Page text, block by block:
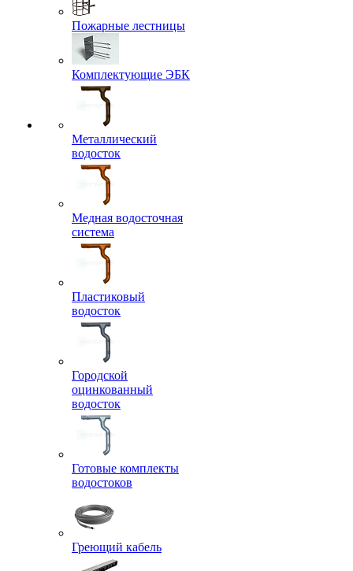
Пожарные лестницы
Комплектующие ЭБК
Металлический
водосток
Медная водосточная
система
Пластиковый
водосток
Городской
оцинкованный
водосток
Готовые комплекты
водостоков
Греющий кабель